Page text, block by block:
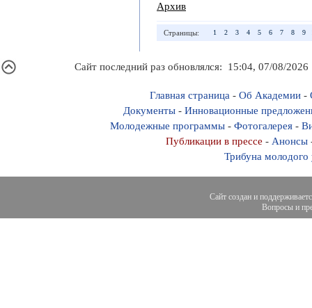
Архив
Страницы: 1 2 3 4 5 6 7 8 9
Сайт последний раз обновлялся: 15:04, 07/08/2026
Главная страница - Об Академии-
Документы - Инновационные
Молодежные программы - Фотогалерея -
Публикации в прессе - Анонсы
Трибуна молодого
Сайт создан и
Вопросы и